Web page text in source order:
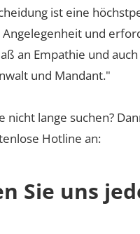
ist eine
und
an Empathie und
und Mandant."
nicht lange suchen?
Hotline an:
Sie uns